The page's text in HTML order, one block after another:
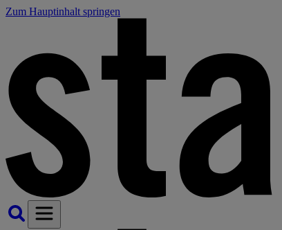
Zum Hauptinhalt springen